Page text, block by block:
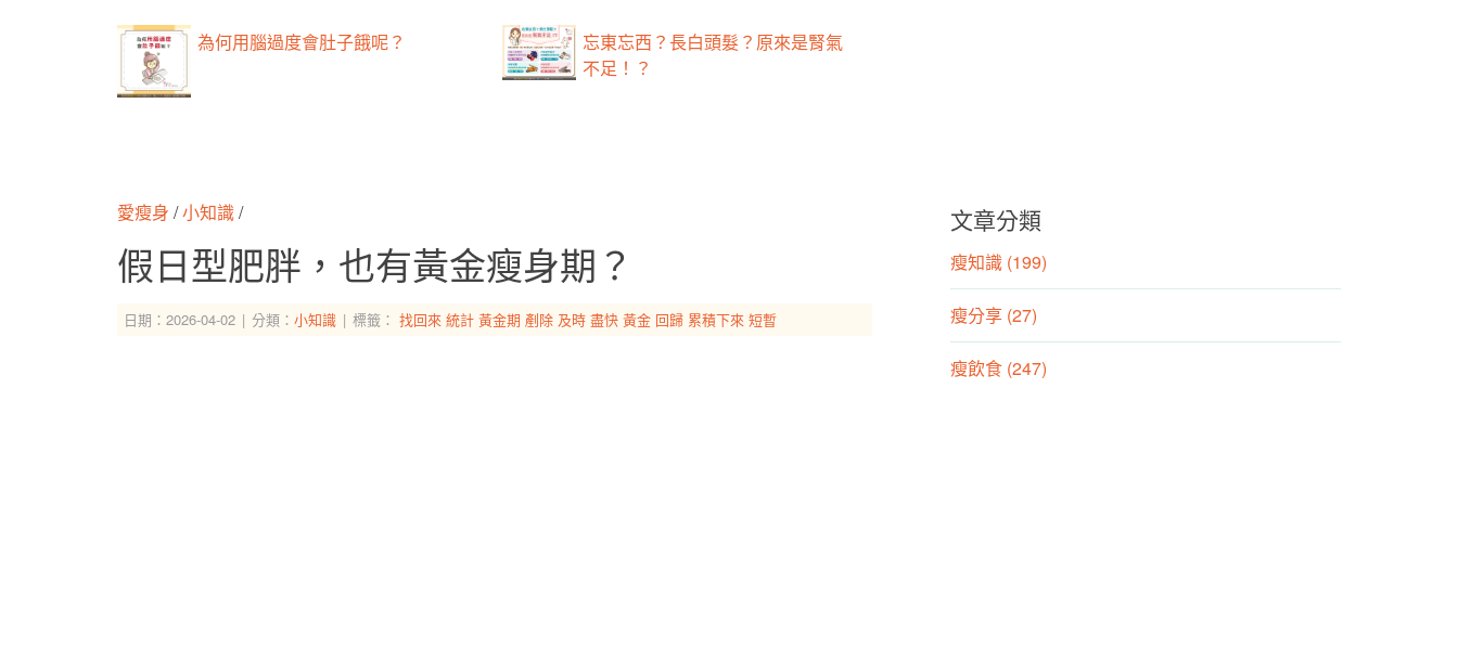
為何用腦過度會肚子餓呢？
忘東忘西？長白頭髮？原來是腎氣
不足！？
愛瘦身 /小知識/
假日型肥胖，也有黃金瘦身期？
日期：2026-04-02 分類： 小知識 標籤： 找回來 統計 黃金期 剷除 及時 盡快 黃金 回歸 累積下來 短暫
文章分類
瘦知識 (199)
瘦分享 (27)
瘦飲食 (247)